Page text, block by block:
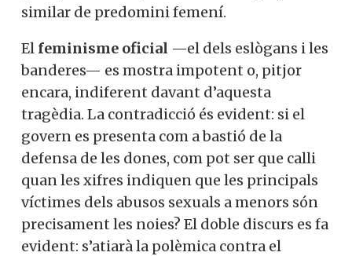
similar de predomini femení.
El feminisme oficial —el dels eslògans i les
banderes— es mostra impotent o, pitjor
encara, indiferent davant d’aquesta
tragèdia. La contradicció és evident: si el
govern es presenta com a bastió de la
defensa de les dones, com pot ser que calli
quan les xifres indiquen que les principals
víctimes dels abusos sexuals a menors són
precisament les noies? El doble discurs es fa
evident: s’atiarà la polèmica contra el